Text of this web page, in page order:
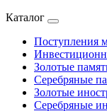
Каталог
Поступления
Золотые
Серебряные
Золотые
Серебряные